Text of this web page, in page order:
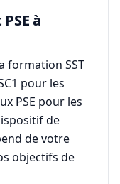
à
formation SST
pour les
PSE pour les
de
de votre
objectifs de